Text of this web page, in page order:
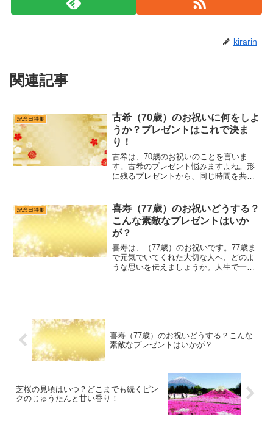
kirarin
関連記事
記念日特集
古希（70歳）のお祝いに何をしよ
うか？プレゼントはこれで決ま
り！
古希は、70歳のお祝いのことを言いま
す。古希のプレゼント悩みますよね。形
に残るプレゼントから、同じ時間を共に
ね。今回は、そんなお悩みを解決しちゃ
います！形に残るプレゼン...
記念日特集
喜寿（77歳）のお祝いどうする？
こんな素敵なプレゼントはいか
が？
喜寿は、（77歳）のお祝いです。77歳ま
で元気でいてくれた大切な人へ、どのよ
うな思いを伝えましょうか。人生で一度
喜寿（77歳）のお祝いどうする？こんな
素敵なプレゼントはいかが？
芝桜の見頃はいつ？どこまでも続くピン
クのじゅうたんと甘い香り！